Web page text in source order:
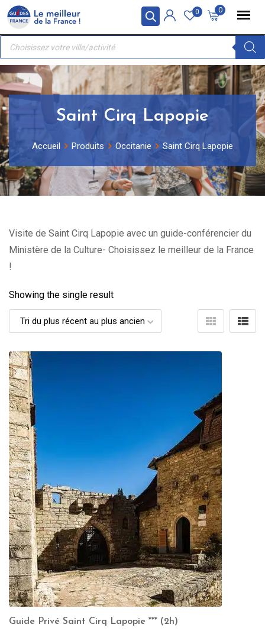
Panneau de gestion des cookies
Skip
content
0
0
Recherche
produits
Saint Cirq Lapopie
Accueil Produits Occitanie Saint Cirq Lapopie
Visite de Saint Cirq Lapopie avec un guide-conférencier du
Ministère de la Culture- Choisissez le meilleur de la France
!
Showing the single result
Guide Privé Saint Cirq Lapopie *** (2h)